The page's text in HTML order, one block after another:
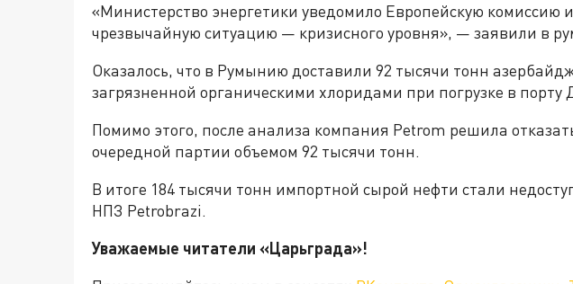
«Министерство энергетики уведомило Европейскую комиссию
чрезвычайную ситуацию — кризисного уровня», — заявили в
Оказалось, что в Румынию доставили 92 тысячи тонн
загрязненной органическими хлоридами при погрузке в
Помимо этого, после анализа компания Petrom решила
очередной партии объемом 92 тысячи тонн.
В итоге 184 тысячи тонн импортной сырой нефти стали
НПЗ Petrobrazi.
Уважаемые читатели «Царьграда»!